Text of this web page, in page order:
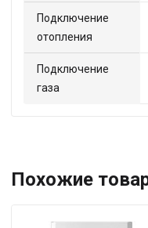
Подключение
отопления
Подключение
газа
Похожие